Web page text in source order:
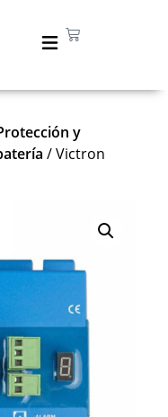
y
/ Victron